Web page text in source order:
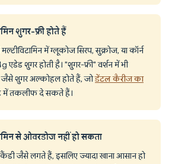
शुगर-फ्री होते हैं
मल्टीविटामिन में ग्लूकोज सिरप, सुक्रोज, या कॉर्न
एडेड शुगर होती है। "शुगर-फ्री" वर्शन में भी
जैसे शुगर अल्कोहल होते हैं, जोडेंटल कैरीज का
में तकलीफ दे सकते हैं।
से ओवरडोज नहीं हो सकता
कैंडी जैसे लगते हैं, इसलिए ज्यादा खाना आसान हो